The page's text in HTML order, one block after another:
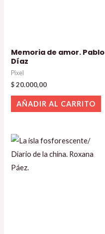
Memoria de amor. Pablo
Díaz
Pixel
$20.000,00
AÑADIR AL CARRITO